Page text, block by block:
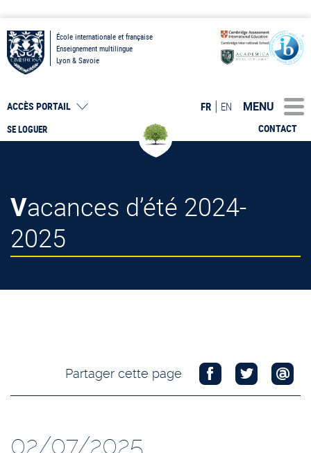
École internationale et française
Enseignement multilingue
Lyon & Savoie
SE LOGUER
ACCÈS PORTAIL
CONTACT
FR EN MENU
Vacances d’été 2024-
2025
Partager cette page
02/07/2025